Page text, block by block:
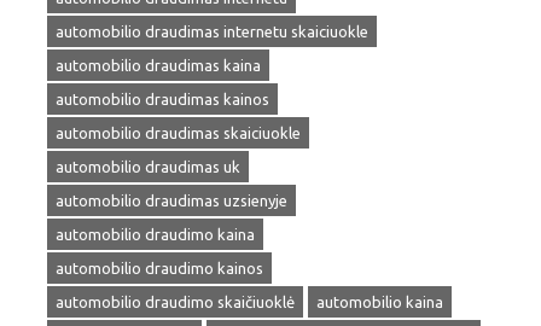
automobilio draudimas internetu skaiciuokle
automobilio draudimas kaina
automobilio draudimas kainos
automobilio draudimas skaiciuokle
automobilio draudimas uk
automobilio draudimas uzsienyje
automobilio draudimo kaina
automobilio draudimo kainos
automobilio draudimo skaičiuoklė
automobilio kaina